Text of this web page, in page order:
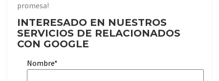
promesa!
INTERESADO EN NUESTROS
SERVICIOS DE RELACIONADOS
CON GOOGLE
Nombre*